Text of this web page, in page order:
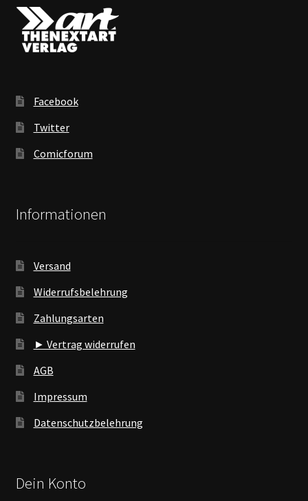
Facebook
Twitter
Comicforum
Informationen
Versand
Widerrufsbelehrung
Zahlungsarten
► Vertrag widerrufen
AGB
Impressum
Datenschutzbelehrung
Dein Konto